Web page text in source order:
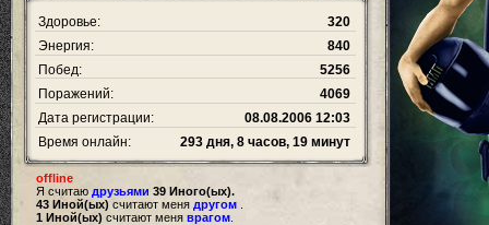
Здоровье:
320
Энергия:
840
Побед:
5256
Поражений:
4069
Дата регистрации:
08.08.2006 12:03
Время онлайн:
293 дня, 8 часов, 19 минут
offline
Я считаю друзьями 39 Иного(ых).
43 Иной(ых) считают меня другом
1 Иной(ых) считают меня врагом